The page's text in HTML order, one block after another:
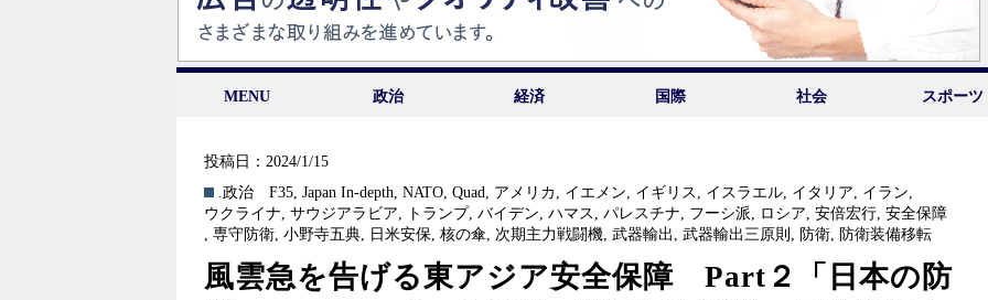
MENU 政治 経済 国際 社会 スポーツ
投稿日：2024/1/15
.政治
F35,Japan In-depth,NATO,Quad, アメリカ , イエメン, イギリス , イスラエル, イタリア, イラン,
ウクライナ, サウジアラビア, トランプ, バイデン, ハマス , パレスチナ, フーシ派, ロシア, 安倍宏行, 安全保障
, 専守防衛, 小野寺五典, 日米安保, 核の傘, 次期主力戦闘機, 武器輸出 , 武器輸出三原則 , 防衛, 防衛装備移転
風雲急を告げる東アジア安全保障 Part２「日本の防